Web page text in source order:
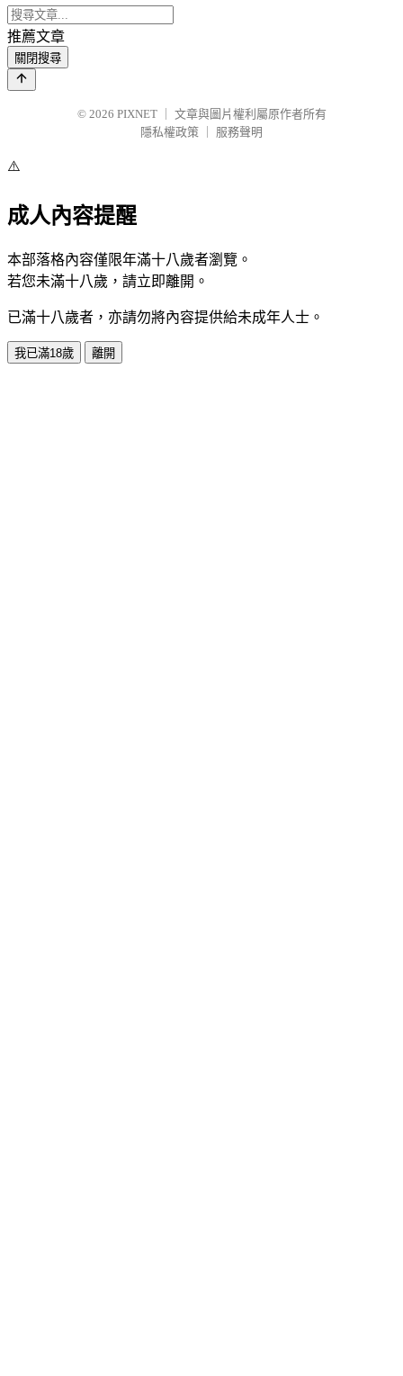
推薦文章
關閉搜尋
© 2026 PIXNET
文章與圖片權利屬原作者所有
隱私權政策
服務聲明
⚠️
成人內容提醒
本部落格內容僅限年滿十八歲者瀏覽。
若您未滿十八歲，請立即離開。
已滿十八歲者，亦請勿將內容提供給未成年人士。
我已滿18歲 離開